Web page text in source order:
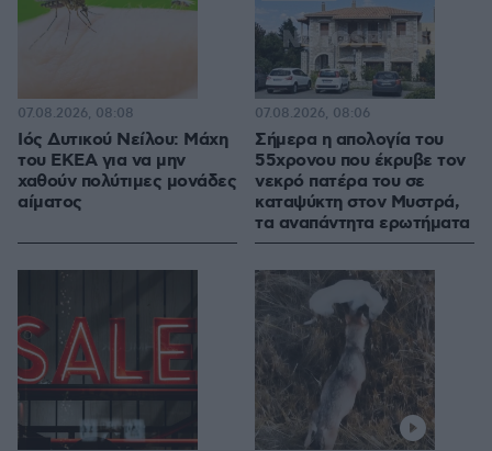
Ιός Δυτικού Νείλου: Μάχη
του ΕΚΕΑ για να μην
χαθούν πολύτιμες μονάδες
αίματος
07.08.2026, 08:08
Σήμερα η απολογία του
55χρονου που έκρυβε τον
νεκρό πατέρα του σε
καταψύκτη στον Μυστρά,
τα αναπάντητα ερωτήματα
07.08.2026, 08:06